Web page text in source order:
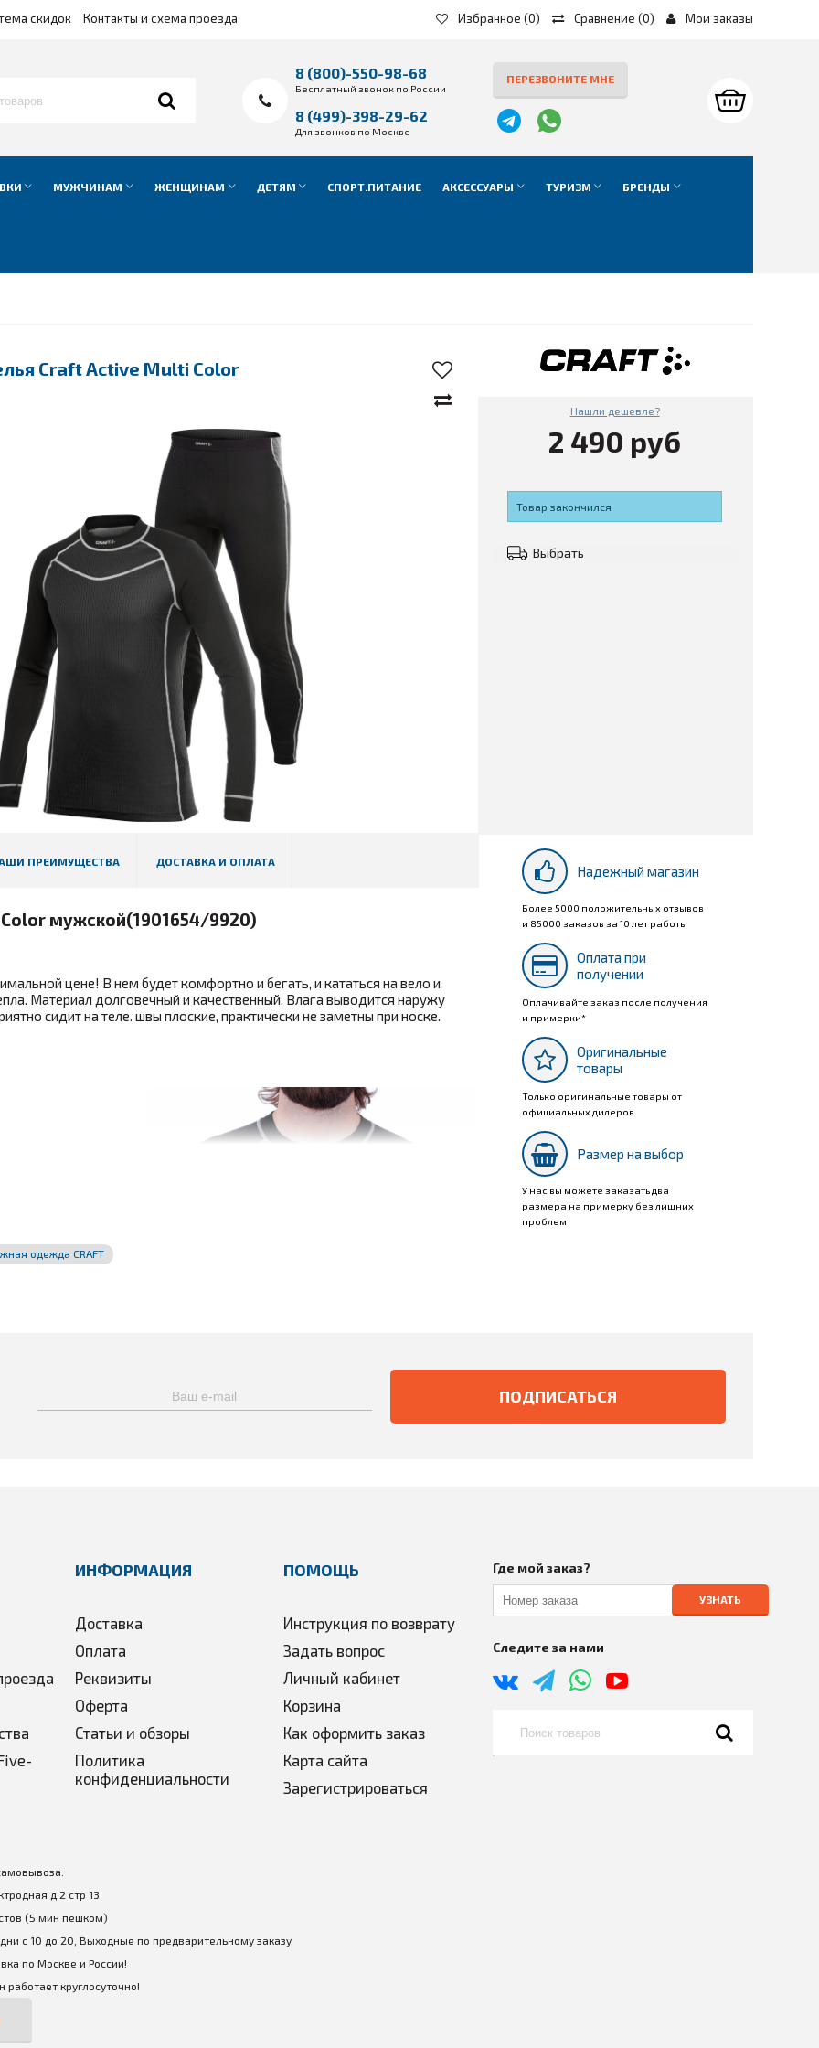
Избранное (0) Сравнение (0) Мои заказы
скидок Контакты и схема проезда
8 (800)-550-98-68
Бесплатный звонок по России
8 (499)-398-29-62
Для звонков по Москве
ПЕРЕЗВОНИТЕ МНЕ
МУЖЧИНАМ ЖЕНЩИНАМ ДЕТЯМ СПОРТ.ПИТАНИЕ АКСЕССУАРЫ ТУРИЗМ БРЕНДЫ
Craft Active Multi Color
Нашли дешевле?
2 490 руб
Товар закончился
Выбрать
ПРЕИМУЩЕСТВА ДОСТАВКА И ОПЛАТА
мужской(1901654/9920)
цене! В нем будет комфортно и бегать, и кататься на вело и
Материал долговечный и качественный. Влага выводится наружу
сидит на теле. швы плоские, практически не заметны при носке.
одежда CRAFT
Надежный магазин
Более 5000 положительных отзывов
и 85000 заказов за 10 лет работы
Оплата при
получении
Оплачивайте заказ после получения
и примерки*
Оригинальные
товары
Только оригинальные товары от
официальных дилеров.
Размер на выбор
У нас вы можете заказать два
размера на примерку без лишних
проблем
ИНФОРМАЦИЯ
Доставка
Оплата
Реквизиты
Оферта
Статьи и обзоры
Политика
конфиденциальности
ПОМОЩЬ
Инструкция по возврату
Задать вопрос
Личный кабинет
Корзина
Как оформить заказ
Карта сайта
Зарегистрироваться
Где мой заказ?
УЗНАТЬ
Следите за нами
д.2 стр 13
(5 мин пешком)
с 10 до 20, Выходные по предварительному заказу
по Москве и России!
работает круглосуточно!